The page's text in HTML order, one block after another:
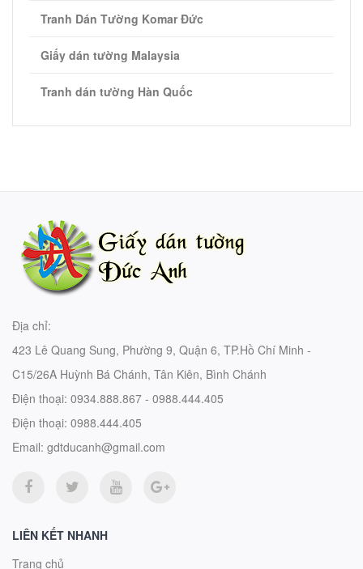
Tranh Dán Tường Komar Đức
Giấy dán tường Malaysia
Tranh dán tường Hàn Quốc
Địa chỉ:
423 Lê Quang Sung, Phường 9, Quận 6, TP.Hồ Chí Minh -
C15/26A Huỳnh Bá Chánh, Tân Kiên, Bình Chánh
Điện thoại: 0934.888.867 - 0988.444.405
Điện thoại: 0988.444.405
Email: gdtducanh@gmail.com
LIÊN KẾT NHANH
Trang chủ